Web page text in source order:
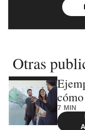
Otras
7 MIN